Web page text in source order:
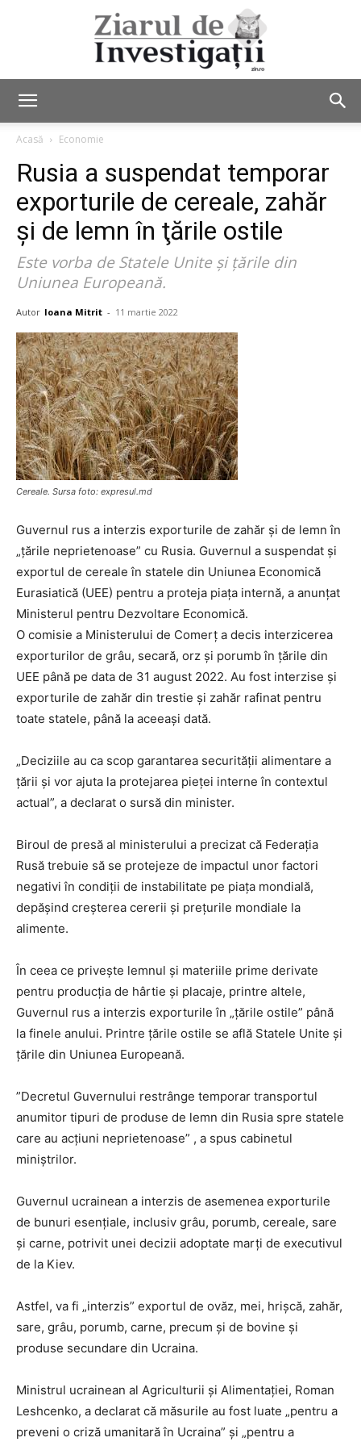
Investigații
Acasă Economie
Rusia a suspendat temporar
exporturile de cereale, zahăr
şi de lemn în ţările ostile
Este vorba de Statele Unite şi ţările din
Uniunea Europeană.
Autor Ioana Mitrit - 11 martie 2022
Cereale. Sursa foto: expresul.md
Guvernul rus a interzis exporturile de zahăr şi de lemn în
„ţările neprietenoase” cu Rusia. Guvernul a suspendat și
exportul de cereale în statele din Uniunea Economică
Eurasiatică (UEE) pentru a proteja piaţa internă, a anunţat
Ministerul pentru Dezvoltare Economică.
O comisie a Ministerului de Comerţ a decis interzicerea
exporturilor de grâu, secară, orz şi porumb în ţările din
UEE până pe data de 31 august 2022. Au fost interzise și
exporturile de zahăr din trestie şi zahăr rafinat pentru
toate statele, până la aceeaşi dată.
„Deciziile au ca scop garantarea securităţii alimentare a
ţării şi vor ajuta la protejarea pieţei interne în contextul
actual”, a declarat o sursă din minister.
Biroul de presă al ministerului a precizat că Federaţia
Rusă trebuie să se protejeze de impactul unor factori
negativi în condiţii de instabilitate pe piaţa mondială,
depăşind creşterea cererii şi preţurile mondiale la
alimente.
În ceea ce priveşte lemnul şi materiile prime derivate
pentru producţia de hârtie şi placaje, printre altele,
Guvernul rus a interzis exporturile în „ţările ostile” până
la finele anului. Printre țările ostile se află Statele Unite şi
ţările din Uniunea Europeană.
”Decretul Guvernului restrânge temporar transportul
anumitor tipuri de produse de lemn din Rusia spre statele
care au acţiuni neprietenoase” , a spus cabinetul
miniştrilor.
Guvernul ucrainean a interzis de asemenea exporturile
de bunuri esențiale, inclusiv grâu, porumb, cereale, sare
și carne, potrivit unei decizii adoptate marți de executivul
de la Kiev.
Astfel, va fi „interzis” exportul de ovăz, mei, hrișcă, zahăr,
sare, grâu, porumb, carne, precum și de bovine și
produse secundare din Ucraina.
Ministrul ucrainean al Agriculturii și Alimentației, Roman
Leshcenko, a declarat că măsurile au fost luate „pentru a
preveni o criză umanitară în Ucraina” și „pentru a